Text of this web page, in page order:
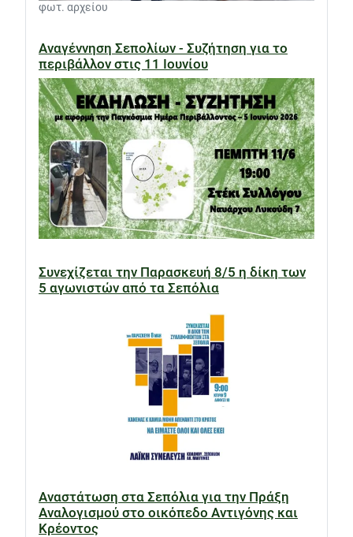
φωτ. αρχείου
Αναγέννηση Σεπολίων - Συζήτηση για το
περιβάλλον στις 11 Ιουνίου
Συνεχίζεται την Παρασκευή 8/5 η δίκη των
5 αγωνιστών από τα Σεπόλια
Αναστάτωση στα Σεπόλια για την Πράξη
Αναλογισμού στο οικόπεδο Αντιγόνης και
Κρέοντος